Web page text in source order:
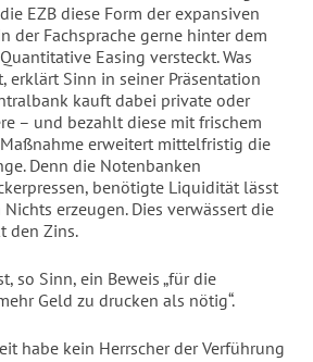
EZB diese Form der expansiven
der Fachsprache gerne hinter dem
Easing versteckt. Was
erklärt Sinn in seiner Präsentation
kauft dabei private oder
– und bezahlt diese mit frischem
erweitert mittelfristig die
Denn die Notenbanken
benötigte Liquidität lässt
erzeugen. Dies verwässert die
den Zins.
so Sinn, ein Beweis „für die
Geld zu drucken als nötig“.
habe kein Herrscher der Verführung